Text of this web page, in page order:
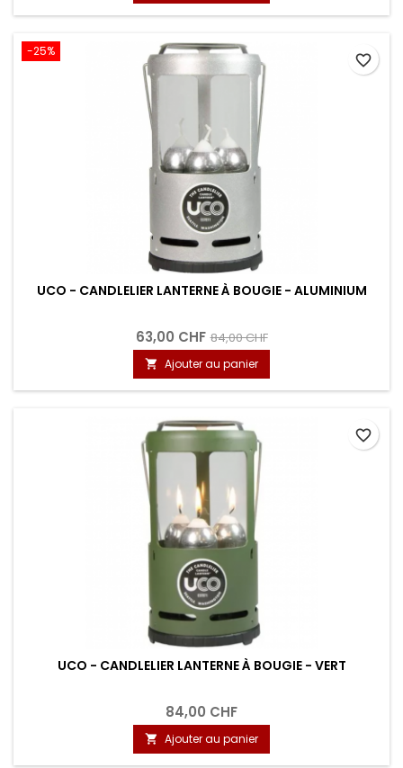
-25%
UCO - CANDLELIER LANTERNE À BOUGIE - ALUMINIUM
63,00 CHF 84,00 CHF
 Ajouter au panier
favorite_border
UCO - CANDLELIER LANTERNE À BOUGIE - VERT
84,00 CHF
 Ajouter au panier
favorite_border